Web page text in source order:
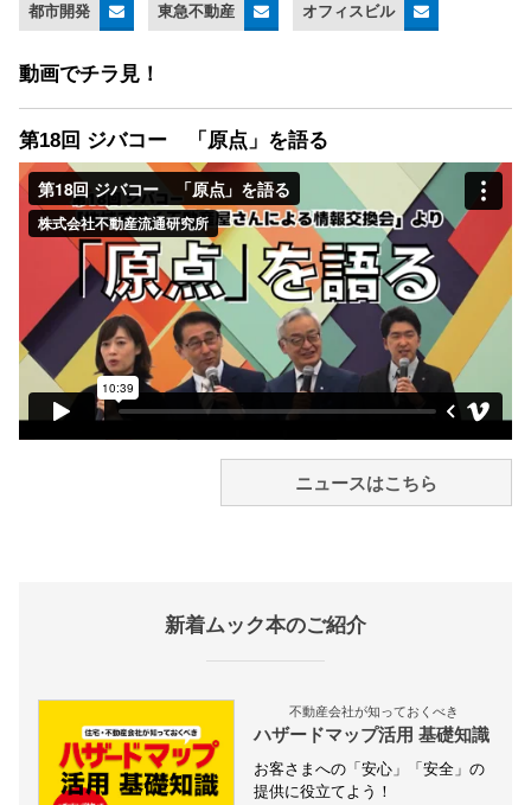
都市開発 東急不動産 オフィスビル
動画でチラ見！
第18回 ジバコー 「原点」を語る
ニュースはこちら
新着ムック本のご紹介
不動産会社が知っておくべき
ハザードマップ活用 基礎知識
お客さまへの「安心」「安全」の
提供に役立てよう！